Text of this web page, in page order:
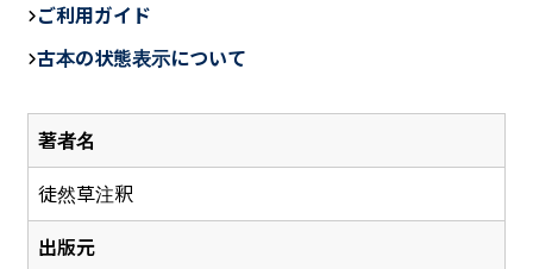
著者名
徒然草注釈
出版元
e
b
o
o
ご利用ガイド
古本の状態表示について